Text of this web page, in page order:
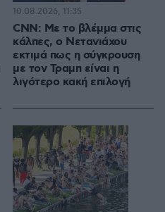
CNN: Με το βλέμμα στις
κάλπες, ο Νετανιάχου
εκτιμά πως η σύγκρουση
με τον Τραμπ είναι η
λιγότερο κακή επιλογή
10.08.2026, 11:35